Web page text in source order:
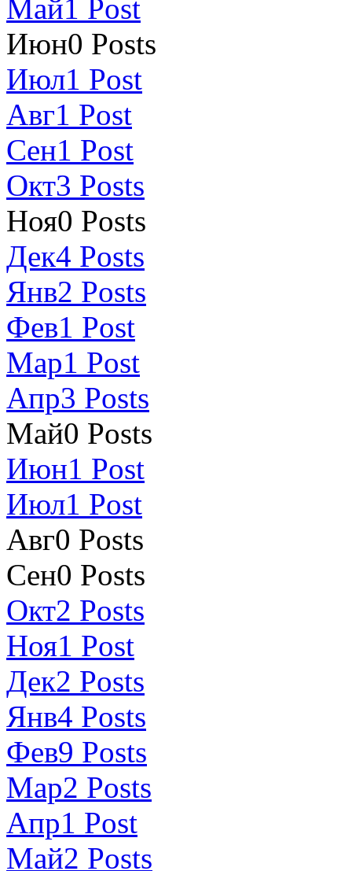
Май1 Post
Июн0 Posts
Июл1 Post
Авг1 Post
Сен1 Post
Окт3 Posts
Ноя0 Posts
Дек4 Posts
Янв2 Posts
Фев1 Post
Мар1 Post
Апр3 Posts
Май0 Posts
Июн1 Post
Июл1 Post
Авг0 Posts
Сен0 Posts
Окт2 Posts
Ноя1 Post
Дек2 Posts
Янв4 Posts
Фев9 Posts
Мар2 Posts
Апр1 Post
Май2 Posts